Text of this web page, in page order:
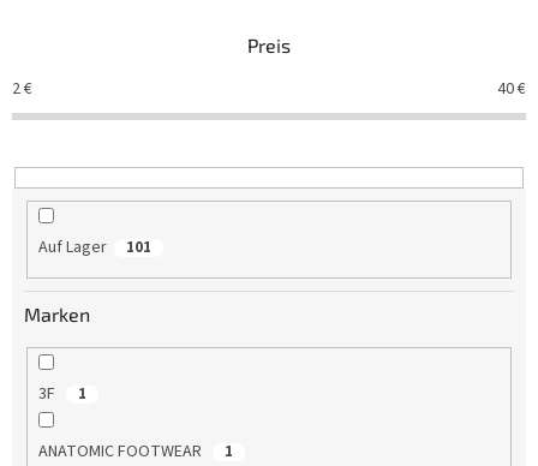
t
s
o
t
Preis
2€ 40€
Auf Lager 101
Marken
3F 1
ANATOMIC FOOTWEAR 1